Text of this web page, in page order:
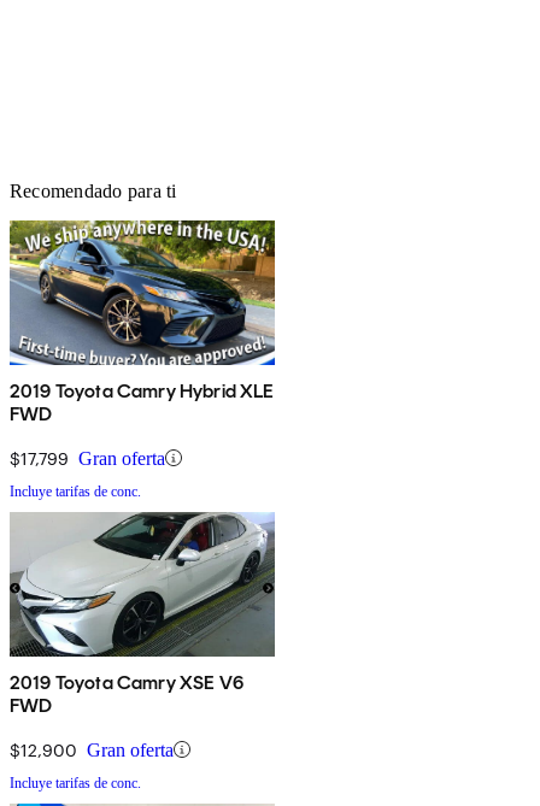
Recomendado para ti
2019 Toyota Camry Hybrid XLE
FWD
$17,799 Gran oferta
Incluye tarifas de conc.
2019 Toyota Camry XSE V6
FWD
$12,900 Gran oferta
Incluye tarifas de conc.